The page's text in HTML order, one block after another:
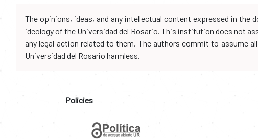
The opinions, ideas, and any intellectual content expressed in
ideology of the Universidad del Rosario. This institution does not
any legal action related to them. The authors commit to assume
Universidad del Rosario harmless.
Policies